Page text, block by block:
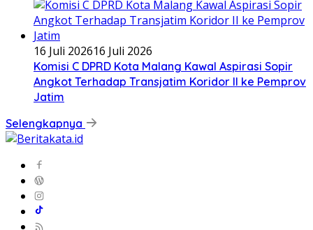
16 Juli 202616 Juli 2026
Komisi C DPRD Kota Malang Kawal Aspirasi Sopir
Angkot Terhadap Transjatim Koridor II ke Pemprov
Jatim
Selengkapnya